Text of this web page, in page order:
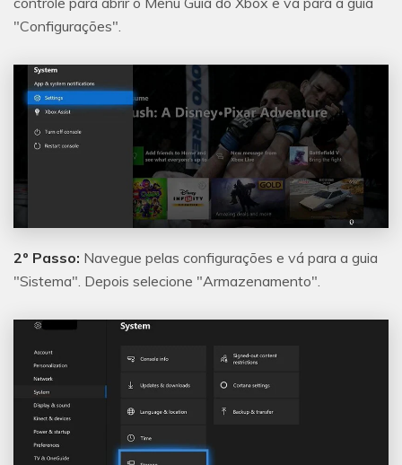
"Configurações".
2º Passo: Navegue pelas configurações e vá para a guia
"Sistema". Depois selecione "Armazenamento".